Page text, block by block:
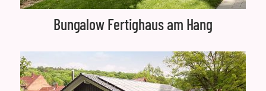
Bungalow Fertighaus am Hang